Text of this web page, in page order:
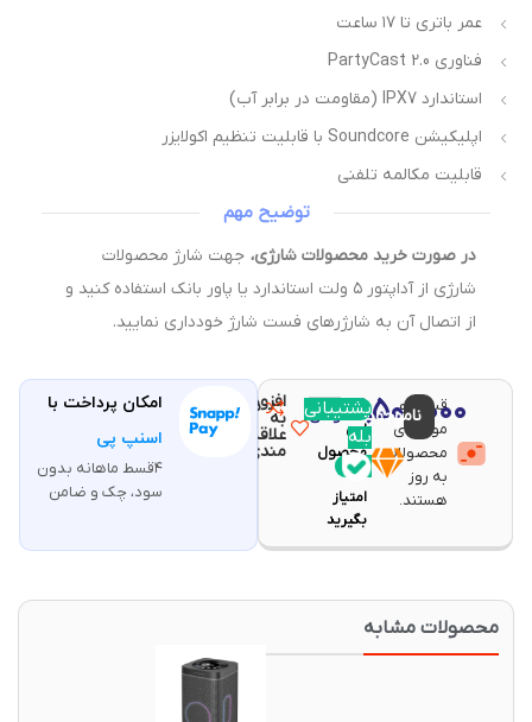
عمر باتری تا ۱۷ ساعت
فناوری PartyCast 2.0
استاندارد IPX7 (مقاومت در برابر آب)
اپلیکیشن Soundcore با قابلیت تنظیم اکولایزر
قابلیت مکالمه تلفنی
توضیح مهم
در صورت خرید محصولات شارژی،جهت شارژ محصولات
شارژی از آداپتور ۵ ولت استاندارد یا پاور بانک استفاده کنید و
از اتصال آن به شارژرهای فست شارژ خودداری نمایید.
قیمت و
موجودی
محصولات
به روز
هستند.
۷,۵۰۰,۰۰۰تومان ناموجودبا خرید
این
محصول
۱۵۰
امتیاز
بگیرید
پشتیبانی
بله
افزودن
به
علاقه
مندی
مقایسه
امکان پرداخت با
اسنپ پی
۴قسط ماهانه بدون
سود، چک و ضامن
محصولات مشابه